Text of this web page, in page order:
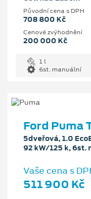
Původní cena s DPH
708 800 Kč
Cenové zvýhodnění
200 000 Kč
1 l
6st. manuální
Ford Puma
5dveřová, 1.0
92 kW/125 k, 6st.
Vaše cena s
511 900 Kč